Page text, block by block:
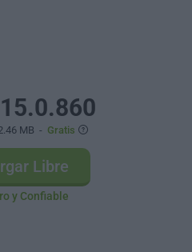
MB - Gratis
Libre
y Confiable